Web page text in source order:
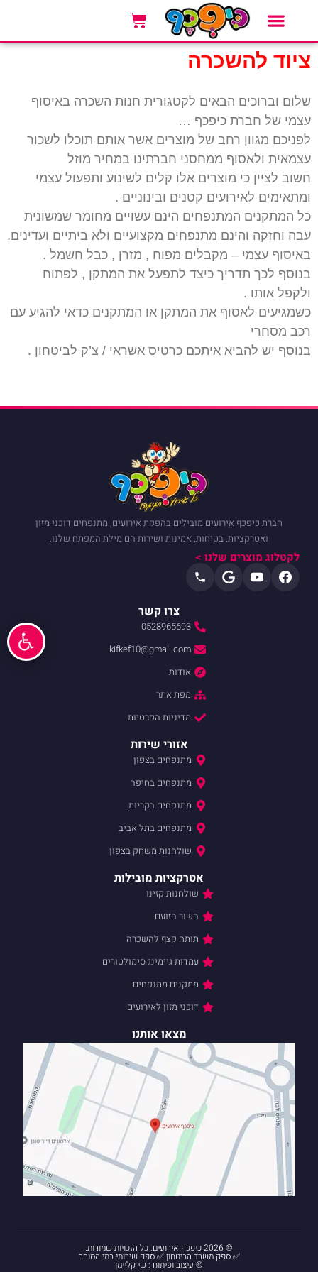
ציוד להשכרה
שלום וברוכים הבאים לקטגורית חנות השכרה באיסוף
עצמי של חברת כיפכף …
לפניכם מגוון רחב של מוצרים אשר אותם תוכלו לשכור
עצמאית ולאסוף ממחסני חברתינו במחיר מוזל
חשוב לציין כי מוצרים אלו קלים לשינוע ותפעול עצמי
ומתאימים לאירועים קטנים ובינוניים .
כל המתקנים המתנפחים הינם עשויים מחומר שמשונית
עבה וחזקה והינם מתנפחים מקצועיים ולא ביתיים ועדינים.
באיסוף עצמי – מקבלים מפוח , מזרן , כבל חשמל .
בנוסף לכך תדריך כיצד לתפעל את המתקן , לפתוח
ולקפל אותו .
כשמגיעים לאסוף את המתקן או המתקנים כדאי להגיע עם
רכב מסחרי
בנוסף יש להביא איתכם כרטיס אשראי / צ’ק לביטחון .
חברת כיפכף אירועים מובילים בהפקת אירועים, מתנפחים דוכני מזון
ואטרקציות. בטיחות, אמינות ושירות הם מילת המפתח שלנו.
לקטלוג מוצרים שלנו >
צרו קשר
0528965693
kifkef10@gmail.com
אודות
מפת אתר
מדיניות הפרטיות
אזורי שירות
מתנפחים בצפון
מתנפחים בחיפה
מתנפחים בקריות
מתנפחים בתל אביב
שולחנות משחק בצפון
אטרקציות מובילות
שולחנות קזינו
השור הזועם
תותח קצף להשכרה
עמדות גיימינג סימולטורים
מתקנים מתנפחים
דוכני מזון לאירועים
מצאו אותנו
© 2026 כיפכף אירועים. כל הזכויות שמורות.
✅ ספק משרד הביטחון ✅ ספק שירותי בתי הסוהר
© עיצוב ופיתוח : שי קליימן